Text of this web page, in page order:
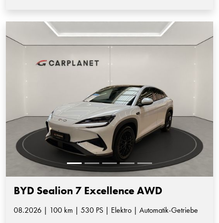
BYD Sealion 7 Excellence AWD
08.2026 | 100 km | 530 PS | Elektro | Automatik-Getriebe